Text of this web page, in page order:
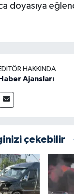
doyasıya
HAKKINDA
Haber Ajansları
çekebilir